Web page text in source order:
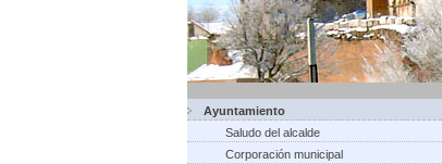
Ayuntamiento
Saludo del alcalde
Corporación municipal